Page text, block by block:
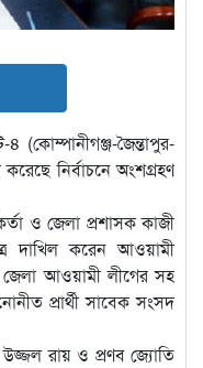
(কোম্পানীগঞ্জ-জৈন্তাপুর-
নির্বাচনে অংশগ্রহণ
ও জেলা প্রশাসক কাজী
দাখিল করেন আওয়ামী
জেলা আওয়ামী লীগের সহ
প্রার্থী সাবেক সংসদ
উজ্জল রায় ও প্রণব জ্যোতি